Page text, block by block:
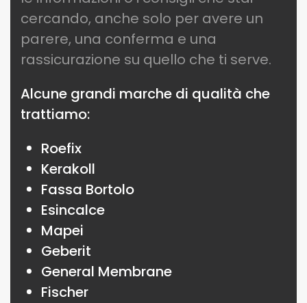
cercando, anche solo per avere un
parere, una conferma e una
rassicurazione su quello che ti serve.
Alcune grandi marche di qualità che
trattiamo:
Roefix
Kerakoll
Fassa Bortolo
Esincalce
Mapei
Geberit
General Membrane
Fischer